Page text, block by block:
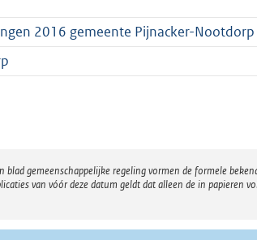
2016 gemeente Pijnacker-Nootdorp
gemeenschappelijke regeling vormen de formele
van vóór deze datum geldt dat alleen de in papieren